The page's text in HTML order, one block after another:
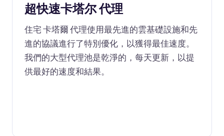
超快速卡塔尔 代理
住宅 卡塔爾 代理使用最先進的雲基礎設施和先
進的協議進行了特別優化，以獲得最佳速度。
我們的大型代理池是乾淨的，每天更新，以提
供最好的速度和結果。